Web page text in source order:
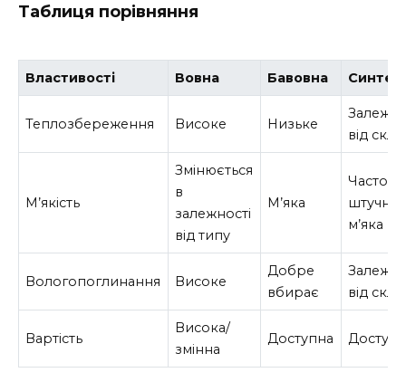
Таблиця порівняння
Властивості Вовна Бавовна
Теплозбереження Високе Низьке
від
М’якість
Змінюється
в
залежності
від типу
М’яка
Часто
штучно
м’яка
Вологопоглинання Високе
Добре
вбирає
від
Вартість
Висока/
змінна
Доступна